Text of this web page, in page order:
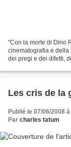
"Con la morte di Dino
cinematografia e della
dei pregi e dei difetti,
Les cris de la
Publié le 07/06/2008
Par charles tatum